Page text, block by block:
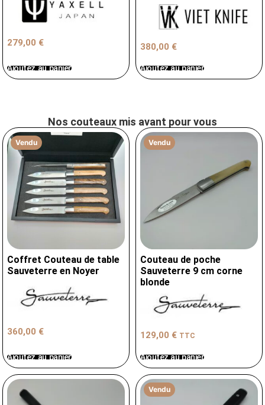
279,00 €
Ajoutez au panier
380,00 €
Ajoutez au panier
Nos couteaux mis avant pour vous
Vendu
Coffret Couteau de table
Sauveterre en Noyer
360,00 €
Ajoutez au panier
Vendu
Couteau de poche
Sauveterre 9 cm corne
blonde
129,00 € TTC
Ajoutez au panier
Vendu